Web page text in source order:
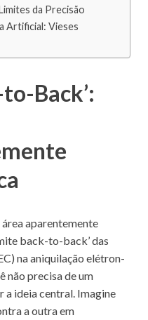
da Precisão
Artificial: Vieses
Back’:
aparentemente
back-to-back’ das
na aniquilação elétron-
não precisa de um
a ideia central. Imagine
a outra em